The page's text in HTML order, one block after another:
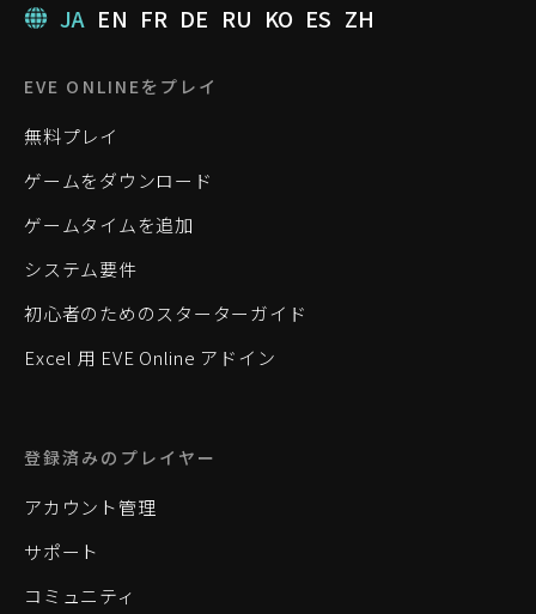
JA EN FR DE RU KO ES ZH
EVE ONLINEをプレイ
無料プレイ
ゲームをダウンロード
ゲームタイムを追加
システム要件
初心者のためのスターターガイド
Excel 用 EVE Online アドイン
登録済みのプレイヤー
アカウント管理
サポート
コミュニティ